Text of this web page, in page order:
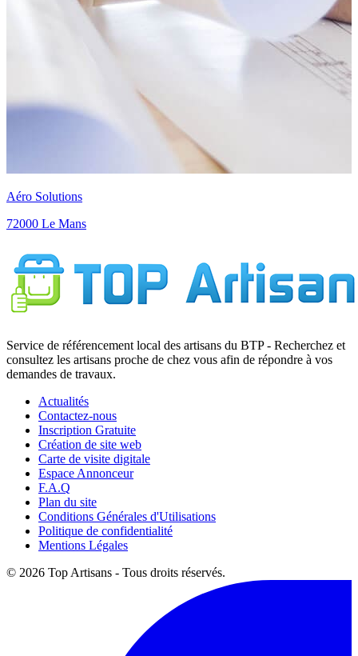
Chevreuil Jean-Pierre
72430 Chantenay Villedieu
Service de référencement local des artisans du BTP - Recherchez et
consultez les artisans proche de chez vous afin de répondre à vos
demandes de travaux.
Actualités
Contactez-nous
Inscription Gratuite
Création de site web
Carte de visite digitale
Espace Annonceur
F.A.Q
Plan du site
Conditions Générales d'Utilisations
Politique de confidentialité
Mentions Légales
© 2026 Top Artisans - Tous droits réservés.